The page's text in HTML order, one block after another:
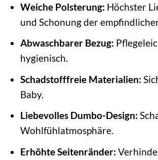
Weiche Polsterung: Höchster
und Schonung der
Abwaschbarer Bezug:
hygienisch.
Schadstofffreie Materialien:
Baby.
Liebevolles Dumbo-Design:
Wohlfühlatmosphäre.
Erhöhte Seitenränder: